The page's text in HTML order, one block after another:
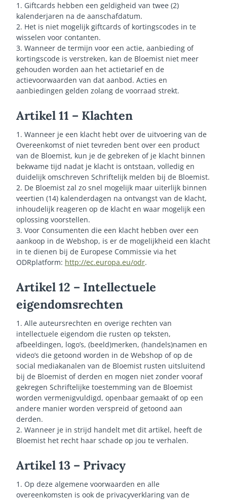
1. Giftcards hebben een geldigheid van twee (2)
kalenderjaren na de aanschafdatum.
2. Het is niet mogelijk giftcards of kortingscodes in te
wisselen voor contanten.
3. Wanneer de termijn voor een actie, aanbieding of
kortingscode is verstreken, kan de Bloemist niet meer
gehouden worden aan het actietarief en de
actievoorwaarden van dat aanbod. Acties en
aanbiedingen gelden zolang de voorraad strekt.
Artikel 11 – Klachten
1. Wanneer je een klacht hebt over de uitvoering van de
Overeenkomst of niet tevreden bent over een product
van de Bloemist, kun je de gebreken of je klacht binnen
bekwame tijd nadat je klacht is ontstaan, volledig en
duidelijk omschreven Schriftelijk melden bij de Bloemist.
2. De Bloemist zal zo snel mogelijk maar uiterlijk binnen
veertien (14) kalenderdagen na ontvangst van de klacht,
inhoudelijk reageren op de klacht en waar mogelijk een
oplossing voorstellen.
3. Voor Consumenten die een klacht hebben over een
aankoop in de Webshop, is er de mogelijkheid een klacht
in te dienen bij de Europese Commissie via het
ODRplatform: http://ec.europa.eu/odr.
Artikel 12 – Intellectuele
eigendomsrechten
1. Alle auteursrechten en overige rechten van
intellectuele eigendom die rusten op teksten,
afbeeldingen, logo’s, (beeld)merken, (handels)namen en
video’s die getoond worden in de Webshop of op de
social mediakanalen van de Bloemist rusten uitsluitend
bij de Bloemist of derden en mogen niet zonder vooraf
gekregen Schriftelijke toestemming van de Bloemist
worden vermenigvuldigd, openbaar gemaakt of op een
andere manier worden verspreid of getoond aan
derden.
2. Wanneer je in strijd handelt met dit artikel, heeft de
Bloemist het recht haar schade op jou te verhalen.
Artikel 13 – Privacy
1. Op deze algemene voorwaarden en alle
overeenkomsten is ook de privacyverklaring van de